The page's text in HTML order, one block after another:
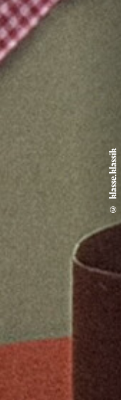
© klasse.klassik